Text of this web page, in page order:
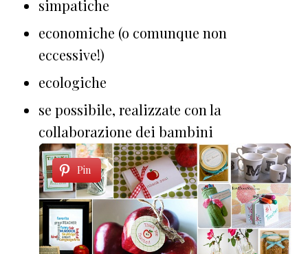
simpatiche
economiche (o comunque non
eccessive!)
ecologiche
se possibile, realizzate con la
collaborazione dei bambini
Pin